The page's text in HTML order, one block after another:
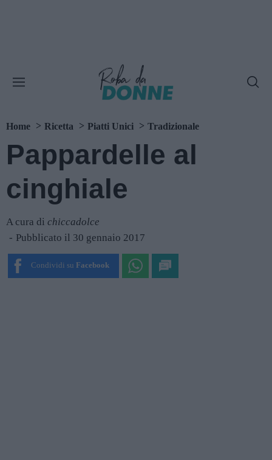
Home Ricetta Piatti Unici Tradizionale
Pappardelle al
cinghiale
A cura di chiccadolce
Pubblicato il 30 gennaio 2017
Condividi su Facebook